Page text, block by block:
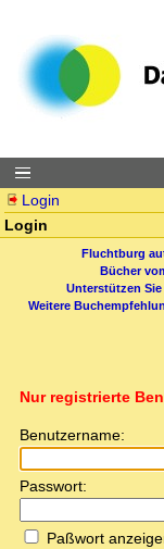
Login
Login
Fluchtburg
Bücher
Unterstützen
Weitere
Nur registrierte
Benutzername:
Passwort:
Paßwort